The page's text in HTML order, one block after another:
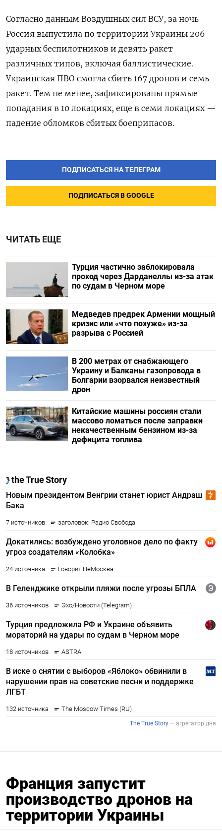
Согласно данным Воздушных сил ВСУ, за ночь
Россия выпустила по территории Украины 206
ударных беспилотников и девять ракет
различных типов, включая баллистические.
Украинская ПВО смогла сбить 167 дронов и семь
ракет. Тем не менее, зафиксированы прямые
попадания в 10 локациях, еще в семи локациях —
падение обломков сбитых боеприпасов.
ПОДПИСАТЬСЯ НА ТЕЛЕГРАМ
ПОДПИСАТЬСЯ В GOOGLE
ЧИТАТЬ ЕЩЕ
Турция частично заблокировала
проход через Дарданеллы из-за атак
по судам в Черном море
Медведев предрек Армении мощный
кризис или «что похуже» из-за
разрыва с Россией
В 200 метрах от снабжающего
Украину и Балканы газопровода в
Болгарии взорвался неизвестный
дрон
Китайские машины россиян стали
массово ломаться после заправки
некачественным бензином из-за
дефицита топлива
Франция запустит
производство дронов на
территории Украины